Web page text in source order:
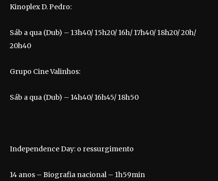
Kinoplex D. Pedro:
Sáb a qua (Dub) – 13h40/ 15h20/ 16h/ 17h40/ 18h20/ 20h/
20h40
Grupo Cine Valinhos:
Sáb a qua (Dub) – 14h40/ 16h45/ 18h50
Independence Day: o ressurgimento
14 anos – Biografia nacional – 1h59min